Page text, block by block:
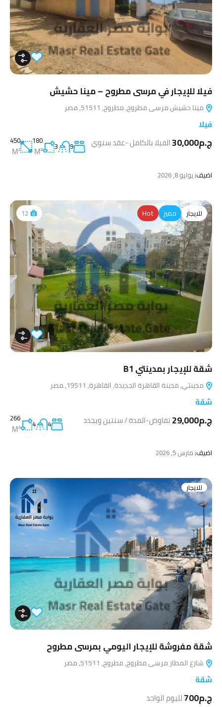
فيلا للإيجار في مرسى مطروح – مينا حشيش
مينا حشيش مرسى مطروح, مطروح, 51511, مصر
فيلا
ج.م30,000 الفيلا بالكامل -عقد سنوي 9
3
180
M²
450
M²
اضيف:يوليو 8, 2026
للايجار مميز Hot
12
شقة للإيجار بمدينتي B1
مدينتي, مدينة القاهرة الجديدة, القاهرة, 19511, مصر
شقة
ج.م29,000 تفاوض-المدة / سنتين ويجدد 4
4
266
M²
اضيف:مارس 5, 2026
للايجار
شقة مفروشة للإيجار اليومي بمرسى مطروح
شارع المطار مرسى مطروح, مطروح, 51511, مصر
شقة
ج.م700 لليوم الواحد